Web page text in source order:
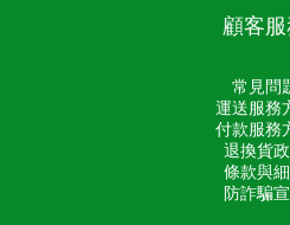
顧客
常見問
運送服務
付款服務
退換貨
條款與
防詐騙